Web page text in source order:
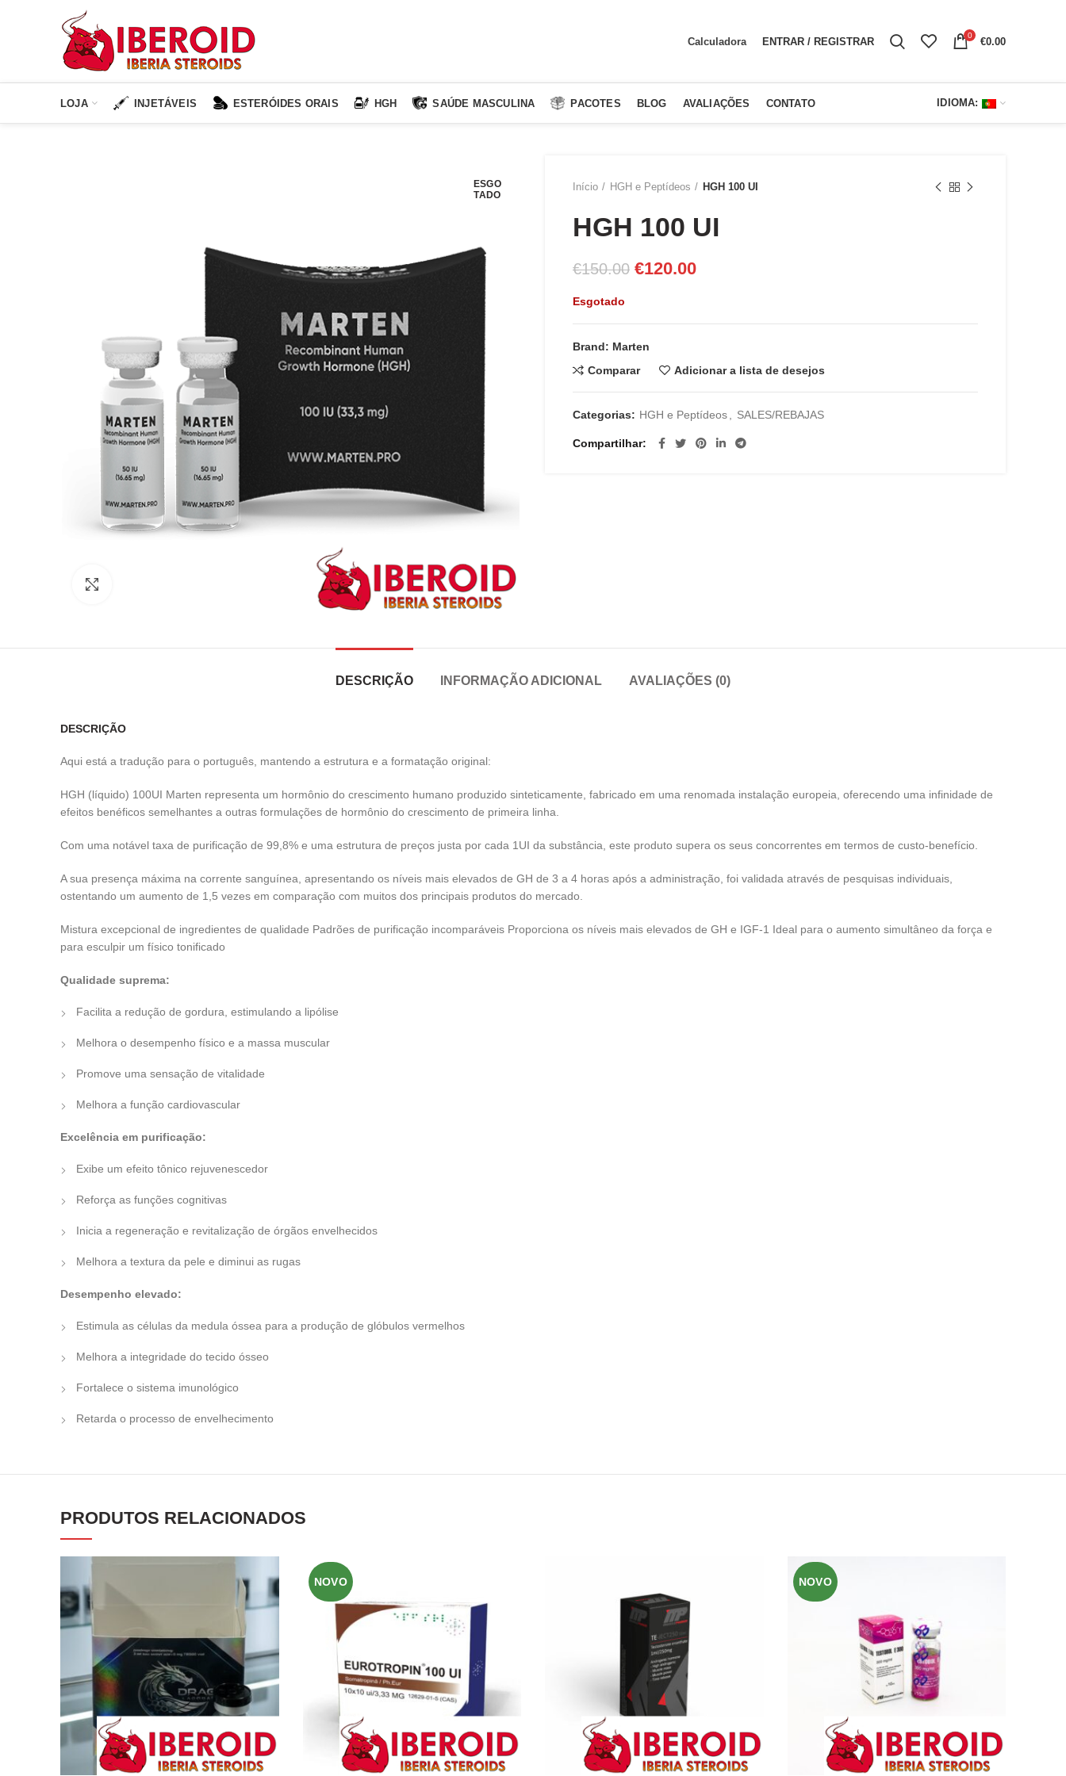
Calculadora ENTRAR / REGISTRAR 0 €0.00
LOJA INJETÁVEIS ESTERÓIDES ORAIS HGH SAÚDE MASCULINA PACOTES BLOG AVALIAÇÕES CONTATO IDIOMA:
ESGO
TADO
Início HGH e Peptídeos HGH 100 UI
HGH 100 UI
€150.00 O
era:
€150.00.
€120.00O
é:
Esgotado
Brand: Marten
Comparar
Adicionar a lista de desejos
Categorias: HGH e Peptídeos SALES/REBAJAS
Compartilhar
DESCRIÇÃO INFORMAÇÃO ADICIONAL AVALIAÇÕES (0)
DESCRIÇÃO
Aqui está a tradução para o português, mantendo a estrutura e a formatação original:
HGH (líquido) 100UI Marten representa um hormônio do crescimento humano produzido sinteticamente, fabricado em uma renomada instalação europeia, oferecendo uma infinidade de
efeitos benéficos semelhantes a outras formulações de hormônio do crescimento de primeira linha.
Com uma notável taxa de purificação de 99,8% e uma estrutura de preços justa por cada 1UI da substância, este produto supera os seus concorrentes em termos de custo-benefício.
A sua presença máxima na corrente sanguínea, apresentando os níveis mais elevados de GH de 3 a 4 horas após a administração, foi validada através de pesquisas individuais,
ostentando um aumento de 1,5 vezes em comparação com muitos dos principais produtos do mercado.
Mistura excepcional de ingredientes de qualidade Padrões de purificação incomparáveis Proporciona os níveis mais elevados de GH e IGF-1 Ideal para o aumento simultâneo da força e
para esculpir um físico tonificado
Qualidade suprema:
Facilita a redução de gordura, estimulando a lipólise
Melhora o desempenho físico e a massa muscular
Promove uma sensação de vitalidade
Melhora a função cardiovascular
Excelência em purificação:
Exibe um efeito tônico rejuvenescedor
Reforça as funções cognitivas
Inicia a regeneração e revitalização de órgãos envelhecidos
Melhora a textura da pele e diminui as rugas
Desempenho elevado:
Estimula as células da medula óssea para a produção de glóbulos vermelhos
Melhora a integridade do tecido ósseo
Fortalece o sistema imunológico
Retarda o processo de envelhecimento
PRODUTOS RELACIONADOS
NOVO NOVO